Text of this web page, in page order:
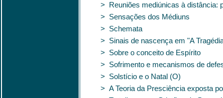
> Reuniões mediúnicas à distância:
> Sensações dos Médiuns
> Schemata
> Sinais de nascença em "A
> Sobre o conceito de Espírito
> Sofrimento e mecanismos de
> Solstício e o Natal (O)
> A Teoria da Presciência exposta